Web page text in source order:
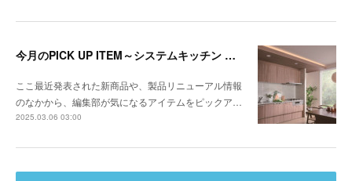
今月のPICK UP ITEM～システムキッチン クルート、エコキュート CHP-E37LUX1／ES46LUX1
ここ最近発表された新商品や、製品リニューアル情報
のなかから、編集部が気になるアイテムをピックア…
2025.03.06 03:00